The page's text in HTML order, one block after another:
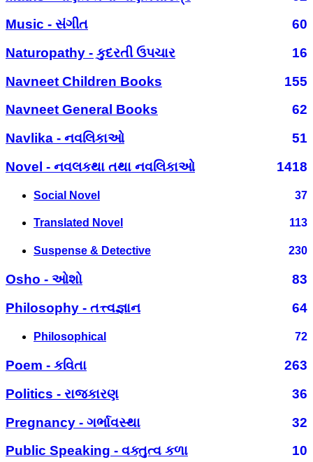
Music - સંગીત
60
Naturopathy - કુદરતી ઉપચાર
16
Navneet Children Books
155
Navneet General Books
62
Navlika - નવલિકાઓ
51
Novel - નવલકથા તથા નવલિકાઓ
1418
Social Novel 37
Translated Novel 113
Suspense & Detective 230
Osho - ઓશો
83
Philosophy - તત્ત્વજ્ઞાન
64
Philosophical 72
Poem - કવિતા
263
Politics - રાજકારણ
36
Pregnancy - ગર્ભાવસ્થા
32
Public Speaking - વક્તુત્વ કળા
10